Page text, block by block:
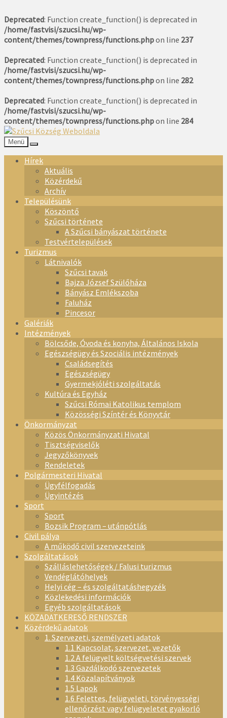
Deprecated: Function create_function() is deprecated in
/home/fastvisi/szucsi.hu/wp-
content/themes/townpress/functions.phpon line 237
Deprecated: Function create_function() is deprecated in
/home/fastvisi/szucsi.hu/wp-
content/themes/townpress/functions.phpon line 282
Deprecated: Function create_function() is deprecated in
/home/fastvisi/szucsi.hu/wp-
content/themes/townpress/functions.phpon line 284
Menü
Hírek
Aktuális
Közérdekű
Archív
Településünk
Köszöntő
Szűcsi története
A Szűcsi bányászat története
Testvértelepülések
Turizmus
Látnivalók
Szűcsi tavak
Bajza József Szülőháza
Bányász Emlékszoba
Faluház
Pincesor
Galériák
Intézmények
Bölcsőde, Óvoda és konyha, Általános Iskola
Egészségügy és Szociális intézmények
Családsegítés
Egészségügy
Gyermekjóléti szolgáltatás
Kultúra és Egyház
Szűcsi Római Katolikus templom
Közösségi Színtér és Könyvtár
Önkormányzat
Közös Önkormányzati Hivatal
Tisztségviselők
Jegyzőkönyvek
Rendeletek
Polgármesteri Hivatal
Ügyfélfogadás
Ügyintézés
Sport
Sport
Bozsik Program – utánpótlás
Civil pálya
A működő civil szervezeteink
Szolgáltatások
Szálláslehetőségek / Falusi turizmus
Vendéglátóhelyek
Helyi cég – és szolgáltatáshegyzék
Közlekedési információk
Egyéb szolgáltatások
KÖZADATKERESŐ RENDSZER
Közérdekű adatok
1. Szervezeti, személyzeti adatok
1.1 Kapcsolat, szervezet, vezetők
1.2 A felügyelt költségvetési szervek
1.3 Gazdálkodó szervezetek
1.4 Közalapítványok
1.5 Lapok
1.6 Felettes, felügyeleti, törvényességi
ellenőrzést vagy felügyeletet gyakorló